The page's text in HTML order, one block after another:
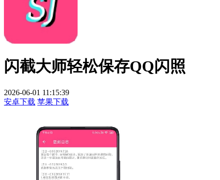
闪截大师轻松保存QQ闪照
2026-06-01 11:15:39
安卓下载 苹果下载